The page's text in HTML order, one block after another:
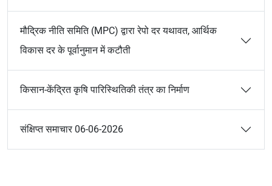
मौद्रिक नीति समिति (MPC) द्वारा रेपो दर यथावत, आर्थिक
विकास दर के पूर्वानुमान में कटौती
किसान-केंद्रित कृषि पारिस्थितिकी तंत्र का निर्माण
संक्षिप्त समाचार 06-06-2026